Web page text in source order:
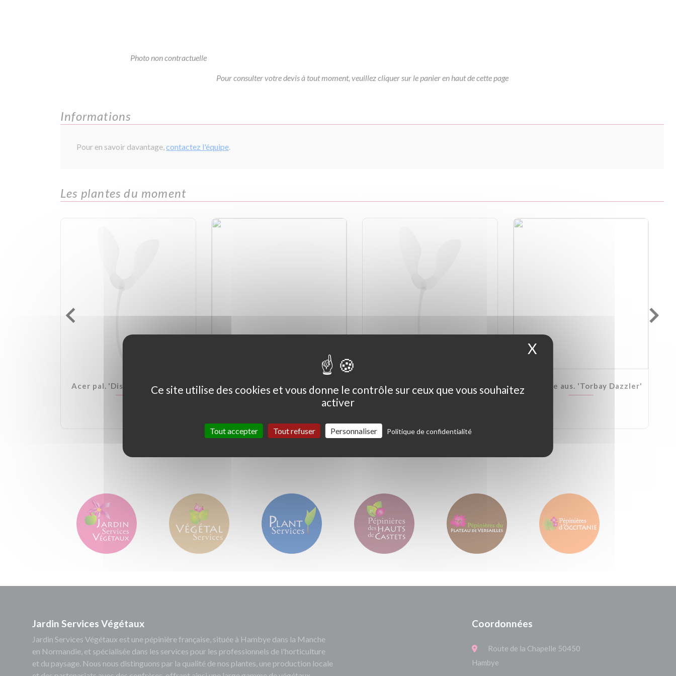
Photo non contractuelle
Pour consulter votre devis à tout moment, veuillez cliquer sur le panier en haut de cette page
Informations
Pour en savoir davantage,contactez l'équipe.
Les plantes du moment
Acer pal. 'Dissectum Garnet' Ceanothus thyrs. 'Skylark'
Variegata'
Cordyline aus. 'Torbay Dazzler'
Jardin Services Végétaux
Jardin Services Végétaux est une pépinière française, située à Hambye dans la Manche
en Normandie, et spécialisée dans les services pour les professionnels de l'horticulture
et du paysage. Nous nous distinguons par la qualité de nos plantes, une production locale
Coordonnées
Route de la Chapelle 50450
Hambye
Ce site utilise des cookies et vous donne le contrôle sur ceux que vous souhaitez
activer
Tout accepter Tout refuser Personnaliser Politique de confidentialité
X Masquer le bandeau